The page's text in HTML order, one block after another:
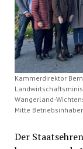
Kammerdirektor
Wangerland-
Mitte
Der